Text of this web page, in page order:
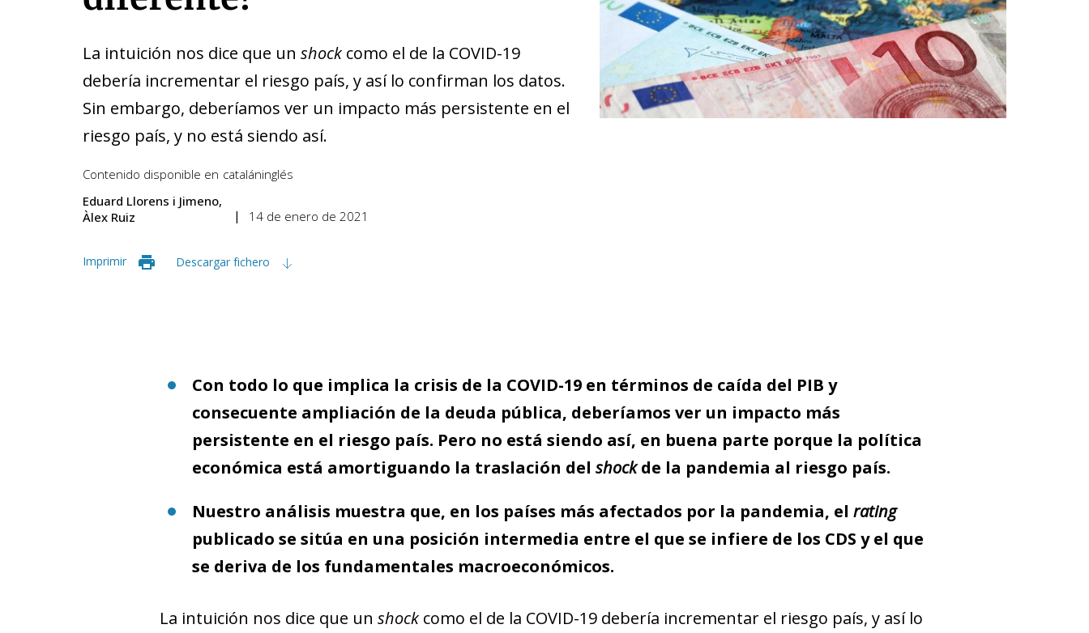
La intuición nos dice que un shock como el de la COVID-19
debería incrementar el riesgo país, y así lo confirman los datos.
Sin embargo, deberíamos ver un impacto más persistente en el
riesgo país, y no está siendo así.
Contenido disponible en cataláninglés
Eduard Llorens i Jimeno
Àlex Ruiz
14 de enero de 2021
Imprimir Descargar fichero
Con todo lo que implica la crisis de la COVID-19 en términos de caída del PIB y
consecuente ampliación de la deuda pública, deberíamos ver un impacto más
persistente en el riesgo país. Pero no está siendo así, en buena parte porque la política
económica está amortiguando la traslación del shockde la pandemia al riesgo país.
Nuestro análisis muestra que, en los países más afectados por la pandemia, el rating
publicado se sitúa en una posición intermedia entre el que se infiere de los CDS y el que
se deriva de los fundamentales macroeconómicos.
La intuición nos dice que un shock como el de la COVID-19 debería incrementar el riesgo país, y así lo